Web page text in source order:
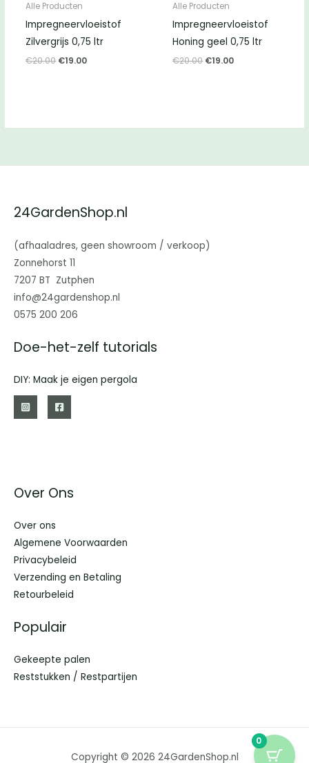
Alle Producten
Impregneervloeistof
Zilvergrijs 0,75 ltr
€20.00 Oorspronkelijke
€19.00Huidige
Alle Producten
Impregneervloeistof
Honing geel 0,75 ltr
€20.00 Oorspronkelijke
€19.00Huidige
24GardenShop.nl
(afhaaladres, geen showroom / verkoop)
Zonnehorst 11
7207 BT Zutphen
info@24gardenshop.nl
0575 200 206
Doe-het-zelf tutorials
DIY: Maak je eigen pergola
Over Ons
Over ons
Algemene Voorwaarden
Privacybeleid
Verzending en Betaling
Retourbeleid
Populair
Gekeepte palen
Reststukken / Restpartijen
Copyright © 2026 24GardenShop.nl
0